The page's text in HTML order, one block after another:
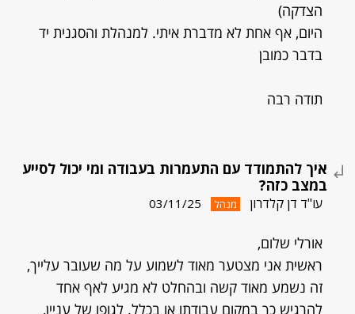
הצדקה)
היום, אף אחת לא מדברת איתי. למנהלת והסגנית יד
בדבר כמובן
תודה רבה
איך להתמודד עם התעמרות בעבודה ומי יכול לסייע
במצב כזה?
עו"ד דן קלדרון מנהל 03/11/25
אורלי שלום,
ראשית אני מצטער מאוד לשמוע על מה שעובר עלייך,
זה נשמע מאוד קשה ובהחלט לא מגיע לאף אחד
להרגיש כך במקום עבודתו או בכלל. לגופו של עניין,